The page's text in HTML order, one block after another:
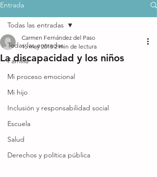
Entrada
Todas las entradas
Familia
Mi proceso emocional
Mi hijo
Inclusión y responsabilidad social
Escuela
Salud
Derechos y política pública
Todas las entradas
La discapacidad y los niños
Carmen Fernández del Paso
15 may 2015 2 min de lectura